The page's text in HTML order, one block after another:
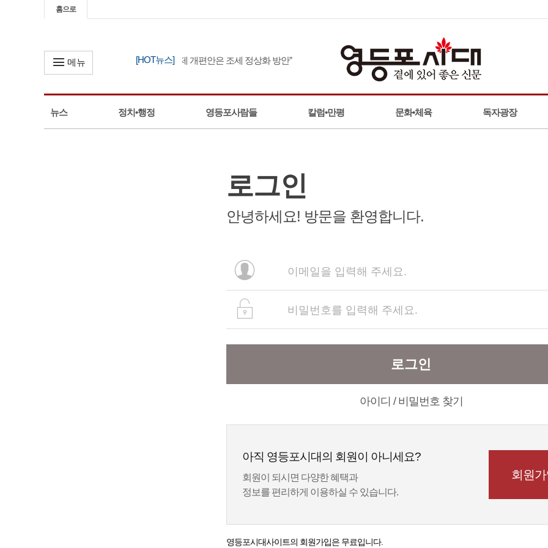
홈으로
[HOT뉴스]
한병도, “정부 세제 개편안은 조세 정상화 방안”
메뉴
뉴스 정치•행정 영등포사람들 칼럼•만평 문화•체육 독자광장
로그인
안녕하세요! 방문을 환영합니다.
로그인
아이디 / 비밀번호 찾기
아직 영등포시대의 회원이 아니세요?
회원이 되시면 다양한 혜택과
정보를 편리하게 이용하실 수 있습니다.
회원
영등포시대사이트의 회원가입은 무료입니다.